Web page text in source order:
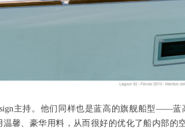
主持。他们同样也是蓝高的旗舰船型——蓝
温馨、豪华用料，从而很好的优化了船内部的